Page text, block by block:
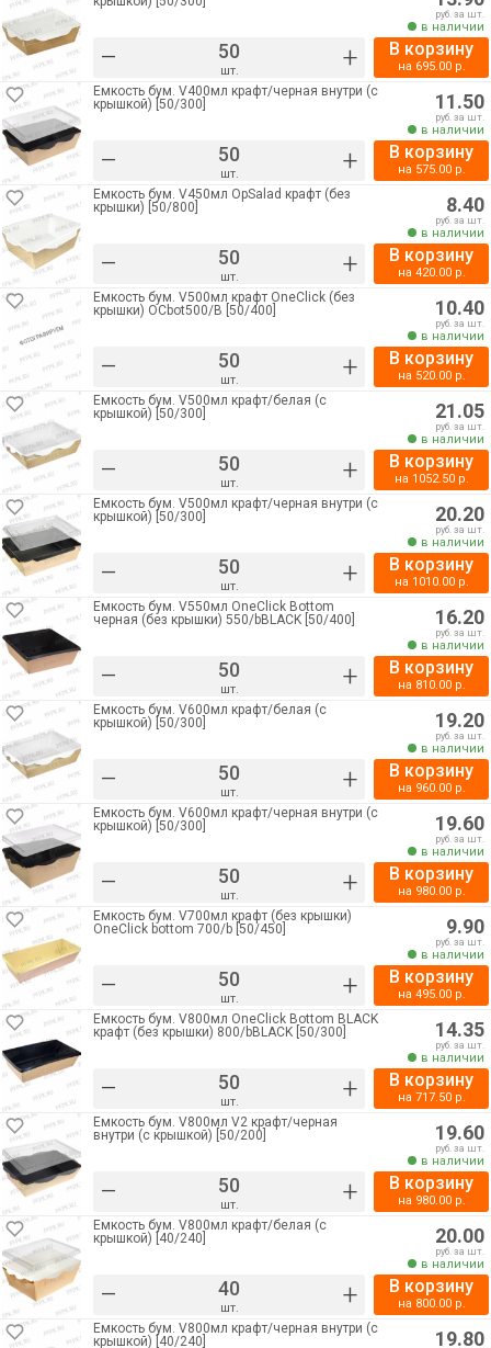
– шт. +
руб. за шт.
в наличии
В корзину
на 695.00р.
Емкость бум. V400мл крафт/черная внутри (с
крышкой) [50/300]
– шт. +
11.50
руб. за шт.
в наличии
В корзину
на 575.00р.
Емкость бум. V450мл OpSalad крафт (без
крышки) [50/800]
– шт. +
8.40
руб. за шт.
в наличии
В корзину
на 420.00р.
Емкость бум. V500мл крафт OneClick (без
крышки) OCbot500/В [50/400]
– шт. +
10.40
руб. за шт.
в наличии
В корзину
на 520.00р.
Емкость бум. V500мл крафт/белая (с
крышкой) [50/300]
– шт. +
21.05
руб. за шт.
в наличии
В корзину
на 1052.50р.
Емкость бум. V500мл крафт/черная внутри (с
крышкой) [50/300]
– шт. +
20.20
руб. за шт.
в наличии
В корзину
на 1010.00р.
Емкость бум. V550мл OneClick Bottom
черная (без крышки) 550/bBLACK [50/400]
– шт. +
16.20
руб. за шт.
в наличии
В корзину
на 810.00р.
Емкость бум. V600мл крафт/белая (с
крышкой) [50/300]
– шт. +
19.20
руб. за шт.
в наличии
В корзину
на 960.00р.
Емкость бум. V600мл крафт/черная внутри (с
крышкой) [50/300]
– шт. +
19.60
руб. за шт.
в наличии
В корзину
на 980.00р.
Емкость бум. V700мл крафт (без крышки)
OneClick bottom 700/b [50/450]
– шт. +
9.90
руб. за шт.
в наличии
В корзину
на 495.00р.
Емкость бум. V800мл OneClick Bottom BLACK
крафт (без крышки) 800/bBLACK [50/300]
– шт. +
14.35
руб. за шт.
в наличии
В корзину
на 717.50р.
Емкость бум. V800мл V2 крафт/черная
внутри (с крышкой) [50/200]
– шт. +
19.60
руб. за шт.
в наличии
В корзину
на 980.00р.
Емкость бум. V800мл крафт/белая (с
крышкой) [40/240]
– шт. +
20.00
руб. за шт.
в наличии
В корзину
на 800.00р.
Емкость бум. V800мл крафт/черная внутри (с
крышкой) [40/240]
19.80